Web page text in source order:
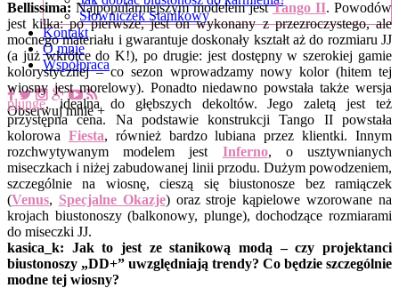
Słowniczek Stanikowy
Kontakt
O mnie
Współpraca
Obserwuj mnie +
Bellissima: Najpopularniejszym modelem jestTango II. Powodów
jest kilka: po pierwsze, jest on wykonany z przezroczystego, ale
mocnego materiału i gwarantuje doskonały kształt aż do rozmiaru JJ
(a już wkrótce do K!), po drugie: jest dostępny w szerokiej gamie
kolorystycznej – co sezon wprowadzamy nowy kolor (hitem tej
wiosny jest morelowy). Ponadto niedawno powstała także wersja
plunge, idealna do głębszych dekoltów. Jego zaletą jest też
przystępna cena. Na podstawie konstrukcji Tango II powstała
kolorowa Fiesta, również bardzo lubiana przez klientki. Innym
rozchwytywanym modelem jest Inferno, o usztywnianych
miseczkach i niżej zabudowanej linii przodu. Dużym powodzeniem,
szczególnie na wiosnę, cieszą się biustonosze bez ramiączek
(Venus, Specjalne Okazje) oraz stroje kąpielowe wzorowane na
krojach biustonoszy (balkonowy, plunge), dochodzące rozmiarami
do miseczki JJ.
kasica_k: Jak to jest ze stanikową modą – czy projektanci
biustonoszy „DD+” uwzględniają trendy? Co będzie szczególnie
modne tej wiosny?